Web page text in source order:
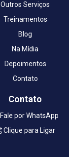
Outros Serviços
Treinamentos
Blog
Na Mídia
Depoimentos
Contato
Contato
Fale por WhatsApp
Clique para Ligar